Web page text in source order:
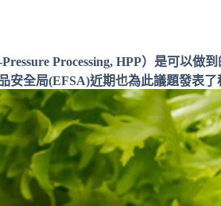
Processing, HPP）是可以做
全局(EFSA)近期也為此議題發表了